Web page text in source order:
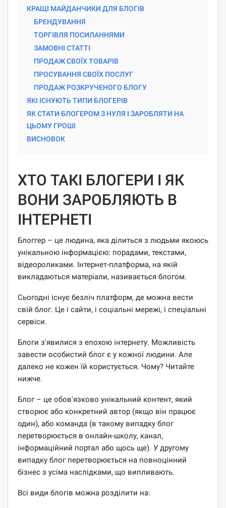
КРАЩІ МАЙДАНЧИКИ ДЛЯ БЛОГІВ
БРЕНДУВАННЯ
ТОРГІВЛЯ ПОСИЛАННЯМИ
ЗАМОВНІ СТАТТІ
ПРОДАЖ СВОЇХ ТОВАРІВ
ПРОСУВАННЯ СВОЇХ ПОСЛУГ
ПРОДАЖ РОЗКРУЧЕНОГО БЛОГУ
ЯКІ ІСНУЮТЬ ТИПИ БЛОГЕРІВ
ЯК СТАТИ БЛОГЕРОМ З НУЛЯ І ЗАРОБЛЯТИ НА
ЦЬОМУ ГРОШІ
ВИСНОВОК
ХТО ТАКІ БЛОГЕРИ І ЯК
ВОНИ ЗАРОБЛЯЮТЬ В
ІНТЕРНЕТІ
Блоггер – це людина, яка ділиться з людьми якоюсь
унікальною інформацією: порадами, текстами,
відеороликами. Інтернет-платформа, на якій
викладаються матеріали, називається блогом.
Сьогодні існує безліч платформ, де можна вести
свій блог. Це і сайти, і соціальні мережі, і спеціальні
сервіси.
Блоги з'явилися з епохою інтернету. Можливість
завести особистий блог є у кожної людини. Але
далеко не кожен їй користується. Чому? Читайте
нижче.
Блог – це обов'язково унікальний контент, який
створює або конкретний автор (якщо він працює
один), або команда (в такому випадку блог
перетворюється в онлайн-школу, канал,
інформаційний портал або щось ще). У другому
випадку блог перетворюється на повноцінний
бізнес з усіма наслідками, що випливають.
Всі види блогів можна розділити на: